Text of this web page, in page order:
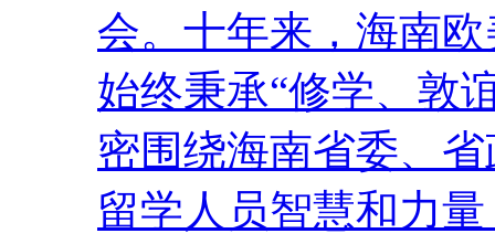
会。十年来，海南
始终秉承“修学、敦
密围绕海南省委、
留学人员智慧和力